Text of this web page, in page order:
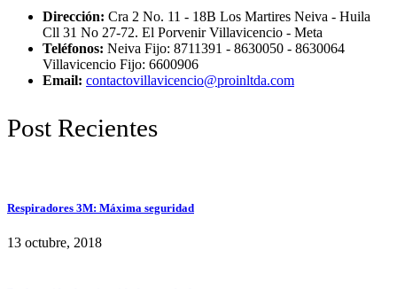
Dirección: Cra 2 No. 11 - 18B Los Martires Neiva - Huila
Cll 31 No 27-72. El Porvenir Villavicencio - Meta
Teléfonos: Neiva Fijo: 8711391 - 8630050 - 8630064
Villavicencio Fijo: 6600906
Email: contactovillavicencio@proinltda.com
Post Recientes
Respiradores 3M: Máxima seguridad
13 octubre, 2018